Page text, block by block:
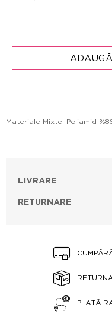
Materiale Mixte: Poliamid
LIVRARE
RETURNARE
PLATĂ